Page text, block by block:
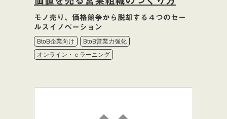
モノ売り、価格競争から脱却する４つのセー
ルスイノベーション
BtoB企業向け
BtoB営業力強化
オンライン・ｅラーニング